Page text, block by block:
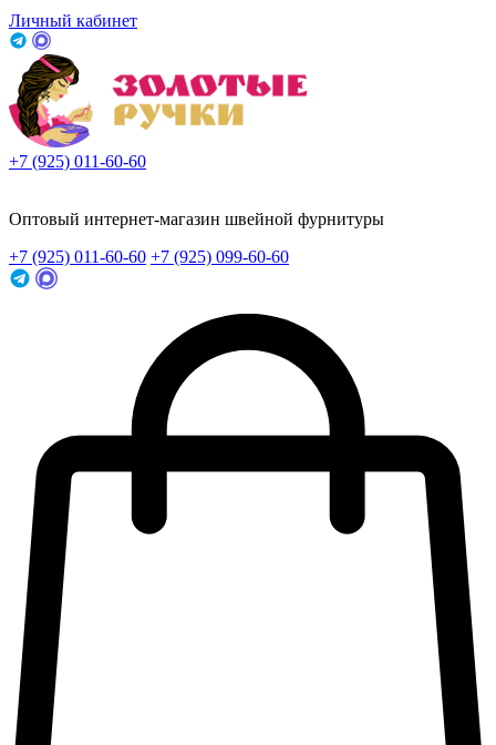
Личный кабинет
+7 (925) 011-60-60
Оптовый интернет-магазин швейной фурнитуры
+7 (925) 011-60-60 +7 (925) 099-60-60